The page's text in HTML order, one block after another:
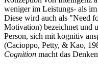
weniger im Leistungs- als
Diese wird auch als "Need
Motivation) bezeichnet und
Person, sich mit kognitiv
(Cacioppo, Petty, & Kao,
Cognition macht das